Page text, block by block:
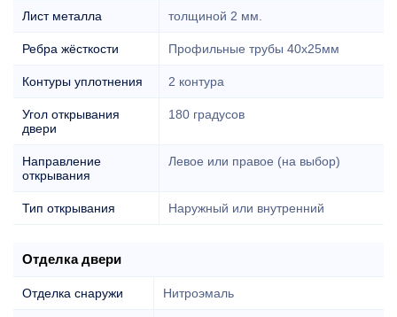
Лист металла толщиной 2 мм.
Ребра жёсткости Профильные трубы 40х25мм
Контуры уплотнения 2 контура
Угол открывания
двери
180 градусов
Направление
открывания
Левое или правое (на выбор)
Тип открывания Наружный или внутренний
Отделка двери
Отделка снаружи Нитроэмаль